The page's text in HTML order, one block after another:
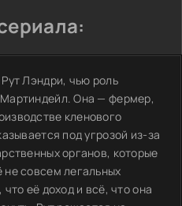
Лэндри, чью роль
Она — фермер,
кленового
под угрозой из-за
органов, которые
совсем легальных
её доход и всё, что она